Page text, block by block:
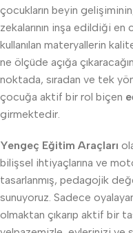
çocukların beyin
zekalarının inşa edildiği
kullanılan materyallerin
ne ölçüde açığa
noktada, sıradan ve tek
çocuğa aktif bir rol biçen
girmektedir.
Yengeç Eğitim Araçları
bilişsel ihtiyaçlarına ve
tasarlanmış, pedagojik
sunuyoruz. Sadece
olmaktan çıkarıp aktif bir